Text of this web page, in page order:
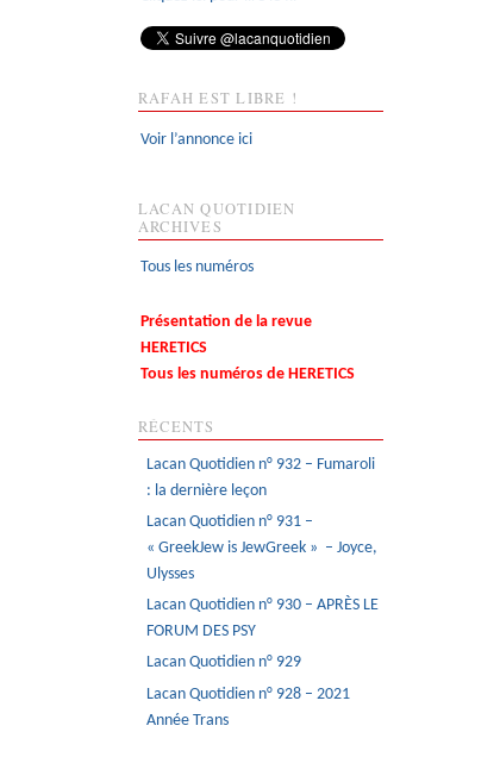
RAFAH EST LIBRE !
Voir l’annonce ici
LACAN QUOTIDIEN
ARCHIVES
Tous les numéros
Présentation de la revue
HERETICS
Tous les numéros de HERETICS
RÉCENTS
Lacan Quotidien n° 932 – Fumaroli
: la dernière leçon
Lacan Quotidien n° 931 –
« GreekJew is JewGreek » – Joyce,
Ulysses
Lacan Quotidien n° 930 – APRÈS LE
FORUM DES PSY
Lacan Quotidien n° 929
Lacan Quotidien n° 928 – 2021
Année Trans